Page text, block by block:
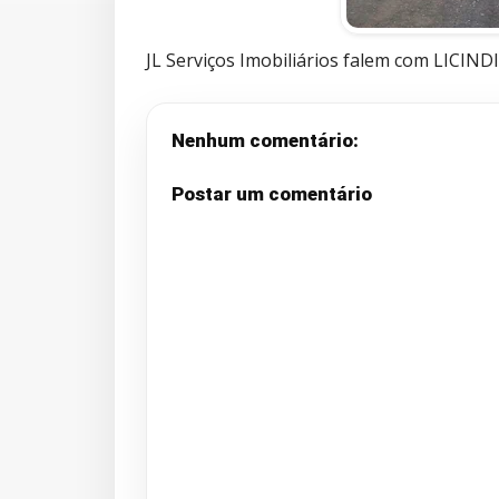
JL Serviços Imobiliários falem com
Nenhum comentário:
Postar um comentário